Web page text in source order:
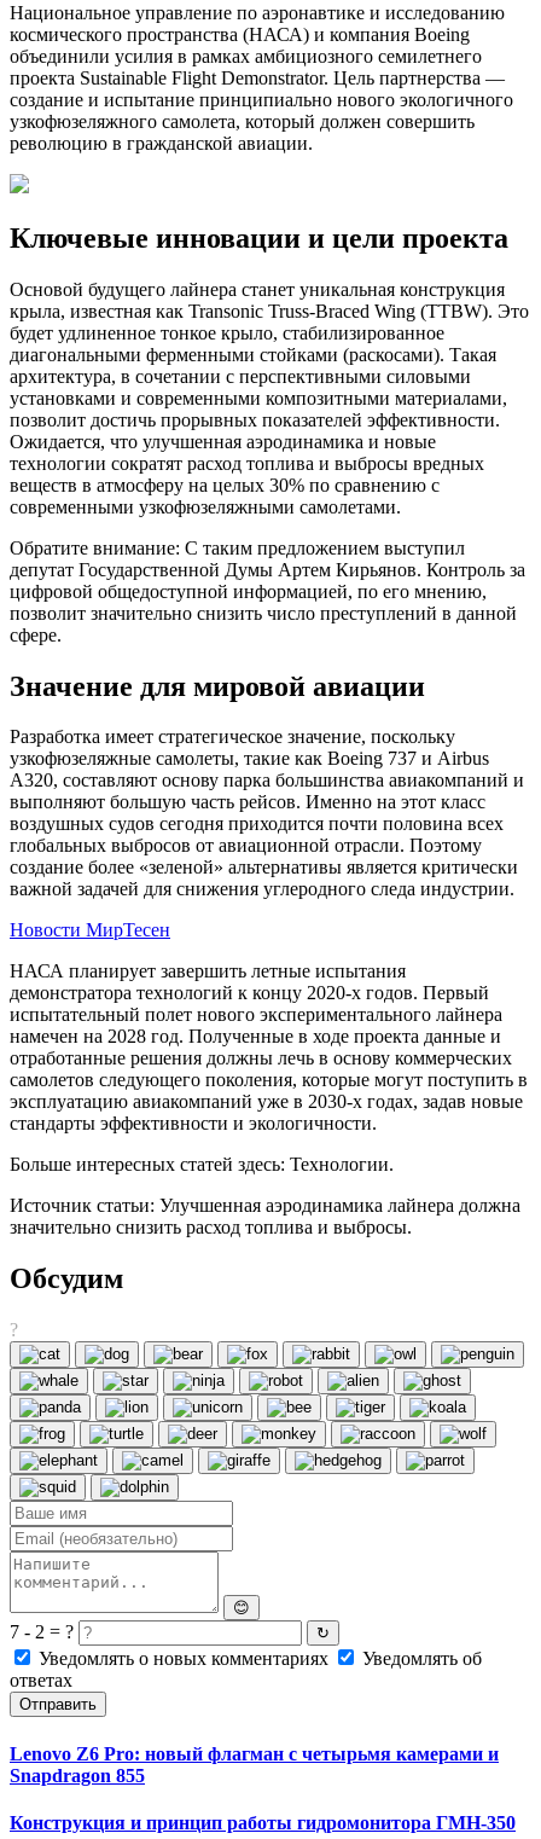
Национальное управление по аэронавтике и исследованию
космического пространства (НАСА) и компания Boeing
объединили усилия в рамках амбициозного семилетнего
проекта Sustainable Flight Demonstrator. Цель партнерства —
создание и испытание принципиально нового экологичного
узкофюзеляжного самолета, который должен совершить
революцию в гражданской авиации.
Ключевые инновации и цели проекта
Основой будущего лайнера станет уникальная конструкция
крыла, известная как Transonic Truss-Braced Wing (TTBW). Это
будет удлиненное тонкое крыло, стабилизированное
диагональными ферменными стойками (раскосами). Такая
архитектура, в сочетании с перспективными силовыми
установками и современными композитными материалами,
позволит достичь прорывных показателей эффективности.
Ожидается, что улучшенная аэродинамика и новые
технологии сократят расход топлива и выбросы вредных
веществ в атмосферу на целых 30% по сравнению с
современными узкофюзеляжными самолетами.
Обратите внимание: С таким предложением выступил
депутат Государственной Думы Артем Кирьянов. Контроль за
цифровой общедоступной информацией, по его мнению,
позволит значительно снизить число преступлений в данной
сфере.
Значение для мировой авиации
Разработка имеет стратегическое значение, поскольку
узкофюзеляжные самолеты, такие как Boeing 737 и Airbus
A320, составляют основу парка большинства авиакомпаний и
выполняют большую часть рейсов. Именно на этот класс
воздушных судов сегодня приходится почти половина всех
глобальных выбросов от авиационной отрасли. Поэтому
создание более «зеленой» альтернативы является критически
важной задачей для снижения углеродного следа индустрии.
Новости МирТесен
НАСА планирует завершить летные испытания
демонстратора технологий к концу 2020-х годов. Первый
испытательный полет нового экспериментального лайнера
намечен на 2028 год. Полученные в ходе проекта данные и
отработанные решения должны лечь в основу коммерческих
самолетов следующего поколения, которые могут поступить в
эксплуатацию авиакомпаний уже в 2030-х годах, задав новые
стандарты эффективности и экологичности.
Больше интересных статей здесь: Технологии.
Источник статьи: Улучшенная аэродинамика лайнера должна
значительно снизить расход топлива и выбросы.
Обсудим
?
😊
7 - 2 = ? ↻
Уведомлять о новых комментариях
Уведомлять об
ответах
Отправить
Lenovo Z6 Pro: новый флагман с четырьмя камерами и
Snapdragon 855
Конструкция и принцип работы гидромонитора ГМН-350